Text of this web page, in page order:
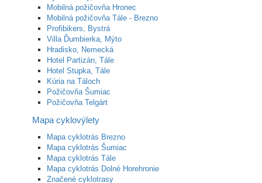
Mobilná požičovňa Hronec
Mobilná požičovňa Tále - Brezno
Profibikers, Bystrá
Villa Ďumbierka, Mýto
Hradisko, Nemecká
Hotel Partizán, Tále
Hotel Stupka, Tále
Kúria na Táloch
Požičovňa Šumiac
Požičovňa Telgárt
Mapa cyklovýlety
Mapa cyklotrás Brezno
Mapa cyklotrás Šumiac
Mapa cyklotrás Tále
Mapa cyklotrás Dolné Horehronie
Značené cyklotrasy